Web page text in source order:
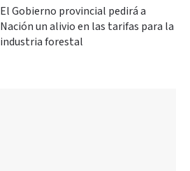
El Gobierno provincial pedirá a
Nación un alivio en las tarifas para la
industria forestal